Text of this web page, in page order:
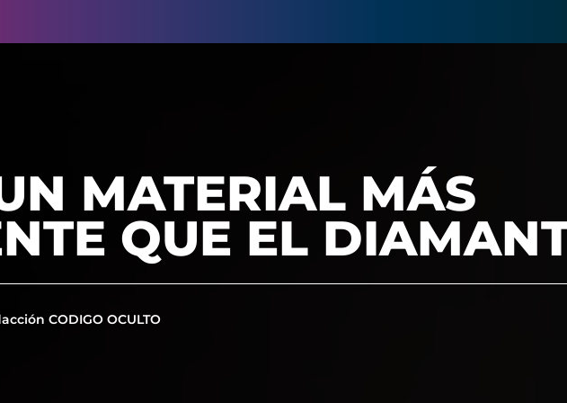
MATERIAL MÁS
QUE EL
CODIGO OCULTO